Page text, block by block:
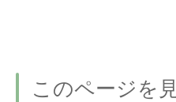
このページを